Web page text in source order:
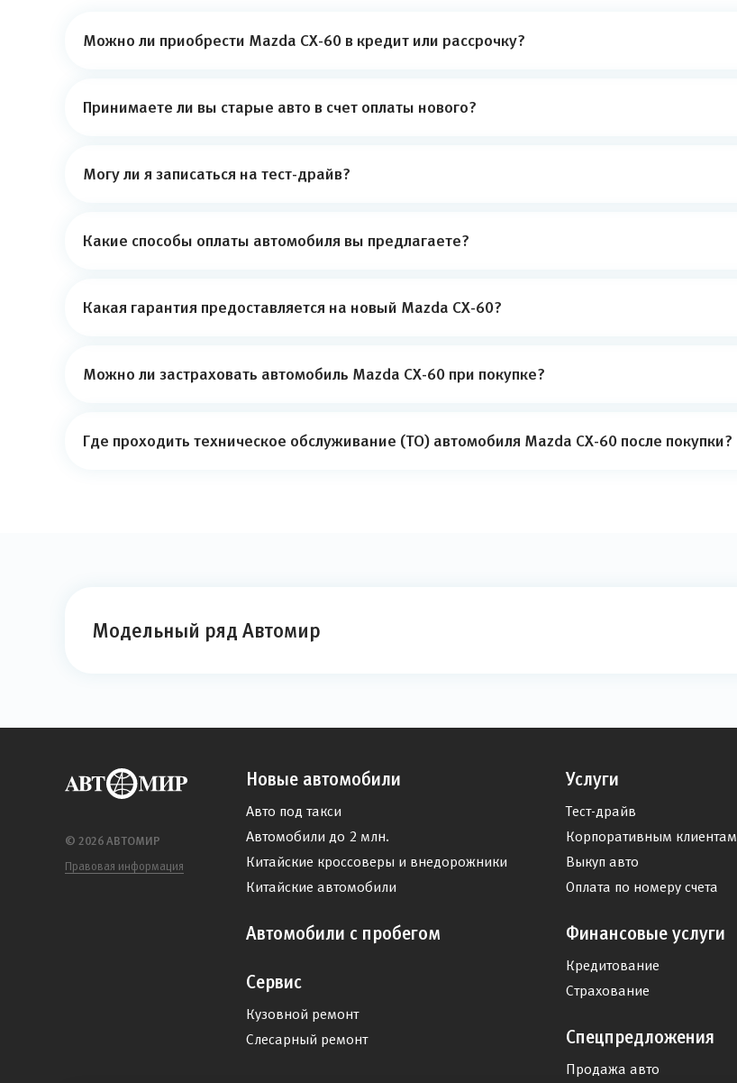
Можно ли приобрести Mazda CX-60 в кредит или рассрочку?
Принимаете ли вы старые авто в счет оплаты нового?
Могу ли я записаться на тест-драйв?
Какие способы оплаты автомобиля вы предлагаете?
Какая гарантия предоставляется на новый Mazda CX-60?
Можно ли застраховать автомобиль Mazda CX-60 при покупке?
Где проходить техническое обслуживание (ТО) автомобиля Mazda CX-60 после покупки?
Модельный ряд Автомир
© 2026 АВТОМИР
Правовая информация
Новые автомобили
Авто под такси
Автомобили до 2 млн.
Китайские кроссоверы и внедорожники
Китайские автомобили
Автомобили с пробегом
Сервис
Кузовной ремонт
Слесарный ремонт
Услуги
Тест-драйв
Корпоративным клиентам
Выкуп авто
Оплата по номеру счета
Финансовые услуги
Кредитование
Страхование
Спецпредложения
Продажа авто